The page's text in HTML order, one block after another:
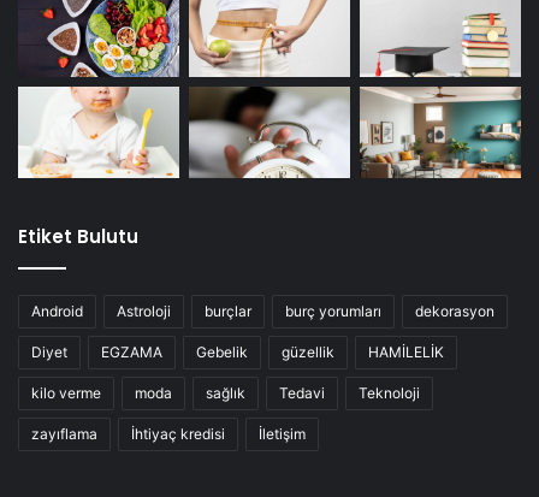
Etiket Bulutu
Android Astroloji burçlar burç yorumları dekorasyon
Diyet EGZAMA Gebelik güzellik HAMİLELİK
kilo verme moda sağlık Tedavi Teknoloji
zayıflama İhtiyaç kredisi İletişim